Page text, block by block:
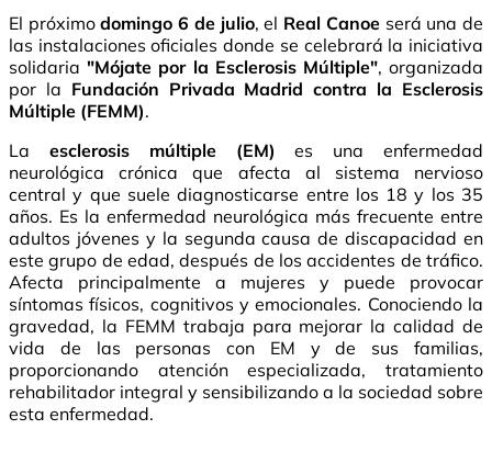
El próximodomingo 6 de julio, el Real Canoeserá una de
las instalaciones oficiales donde se celebrará la iniciativa
solidaria"Mójate por la Esclerosis Múltiple", organizada
por la Fundación Privada Madrid contra la Esclerosis
Múltiple (FEMM).
La esclerosis múltiple (EM) es una enfermedad
neurológica crónica que afecta al sistema nervioso
central y que suele diagnosticarse entre los 18 y los 35
años. Es la enfermedad neurológica más frecuente entre
adultos jóvenes y la segunda causa de discapacidad en
este grupo de edad, después de los accidentes de tráfico.
Afecta principalmente a mujeres y puede provocar
síntomas físicos, cognitivos y emocionales. Conociendo la
gravedad, la FEMM trabaja para mejorar la calidad de
vida de las personas con EM y de sus familias,
proporcionando atención especializada, tratamiento
rehabilitador integral y sensibilizando a la sociedad sobre
esta enfermedad.